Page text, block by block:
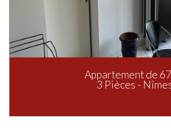
Appartement de 67
3 Pièces -